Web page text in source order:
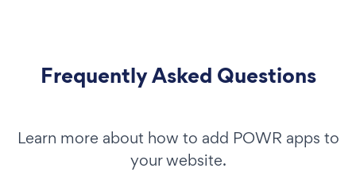
Frequently Asked Questions
Learn more about how to add POWR apps to
your website.